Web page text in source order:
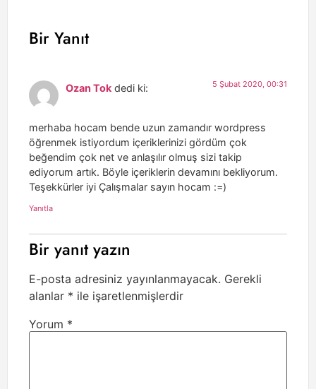
Bir Yanıt
Ozan Tok dedi ki: 5 Şubat 2020, 00:31
merhaba hocam bende uzun zamandır wordpress
öğrenmek istiyordum içeriklerinizi gördüm çok
beğendim çok net ve anlaşılır olmuş sizi takip
ediyorum artık. Böyle içeriklerin devamını bekliyorum.
Teşekkürler iyi Çalışmalar sayın hocam :=)
Yanıtla
Bir yanıt yazın
E-posta adresiniz yayınlanmayacak. Gerekli
alanlar * ile işaretlenmişlerdir
Yorum *